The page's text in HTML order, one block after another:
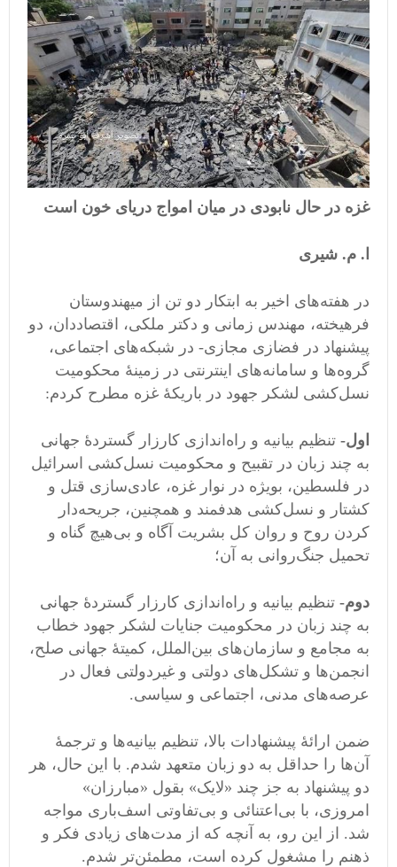
غزه در حال نابودی در میان امواج دریای خون است
ا. م. شیری
در هفته‌های اخیر به ابتکار دو تن از میهندوستان
فرهیخته، مهندس زمانی و دکتر ملکی، اقتصاددان، دو
پیشنهاد در فضازی مجازی- در شبکه‌های اجتماعی،
گروه‌ها و سامانه‌های اینترنتی در زمینۀ محکومیت
نسل‌کشی لشکر جهود در باریکۀ غزه مطرح کردم:
اول- تنظیم بیانیه و راه‌اندازی کارزار گستردۀ جهانی
به چند زبان در تقبیح و محکومیت نسل‌کشی اسرائیل
در فلسطین، بویژه در نوار غزه، عادی‌سازی قتل و
کشتار و نسل‌کشی هدفمند و همچنین، جریحه‌دار
کردن روح و روان‌ کل بشریت آگاه و بی‌هیچ گناه و
تحمیل جنگ‌روانی به آن؛
دوم- تنظیم بیانیه و راه‌اندازی کارزار گستردۀ جهانی
به چند زبان در محکومیت جنایات لشکر جهود خطاب
به مجامع و سازمان‌های بین‌الملل، کمیتۀ جهانی صلح،
انجمن‌‌ها و تشکل‌های دولتی و غیردولتی فعال در
عرصه‌های مدنی، اجتماعی و سیاسی.
ضمن ارائۀ پیشنهادات بالا، تنظیم بیانیه‌ها و ترجمۀ
آن‌ها را حداقل به دو زبان متعهد شدم. با این حال، هر
دو پیشنهاد به جز چند «لایک» بقول «مبارزان»
امروزی، با بی‌اعتنائی و بی‌تفاوتی اسف‌باری مواجه
شد. از این رو، به آنچه که از مد‌ت‌های زیادی فکر و
ذهنم را مشغول کرده است، مطمئن‌تر شدم.